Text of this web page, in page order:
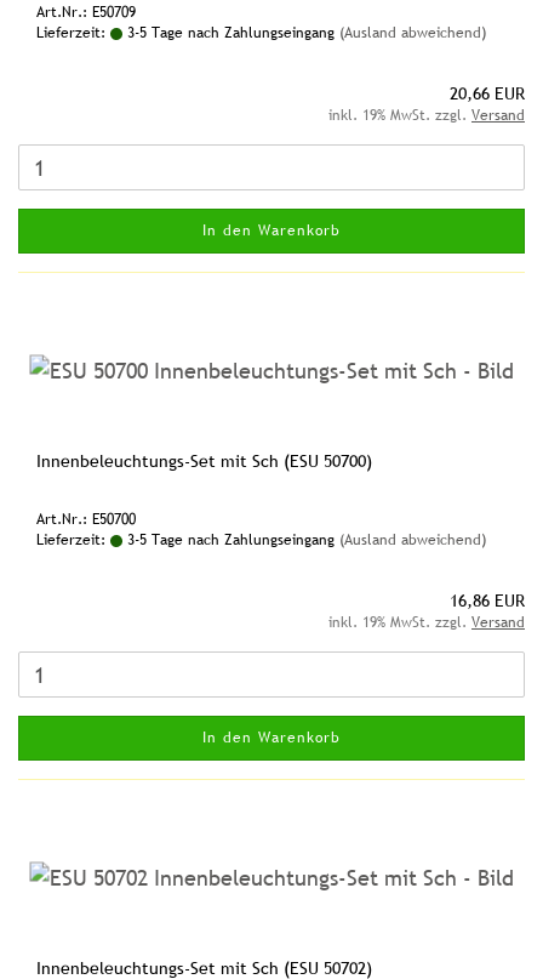
Art.Nr.: E50709
Lieferzeit:
3-5 Tage nach Zahlungseingang (Ausland abweichend)
20,66 EUR
inkl. 19% MwSt. zzgl. Versand
In den Warenkorb
Innenbeleuchtungs-Set mit Sch (ESU 50700)
Art.Nr.: E50700
Lieferzeit:
3-5 Tage nach Zahlungseingang (Ausland abweichend)
16,86 EUR
inkl. 19% MwSt. zzgl. Versand
In den Warenkorb
Innenbeleuchtungs-Set mit Sch (ESU 50702)